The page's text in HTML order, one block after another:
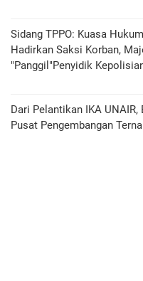
Sidang TPPO: Kuasa
Hadirkan Saksi Korban,
"Panggil"Penyidik
Dari Pelantikan IKA
Pusat Pengembangan